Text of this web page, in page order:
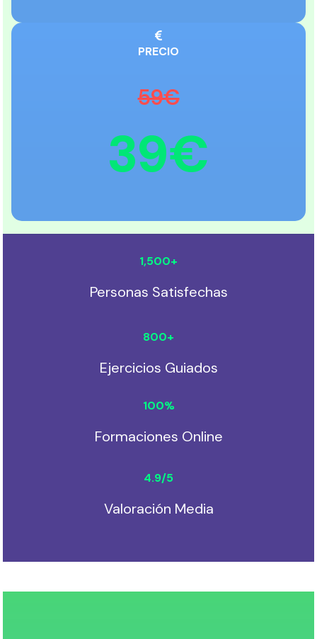
PRECIO
59€
39€
Personas Satisfechas
1,500+
Ejercicios Guiados
800+
Formaciones Online
100%
Valoración Media
4.9/5